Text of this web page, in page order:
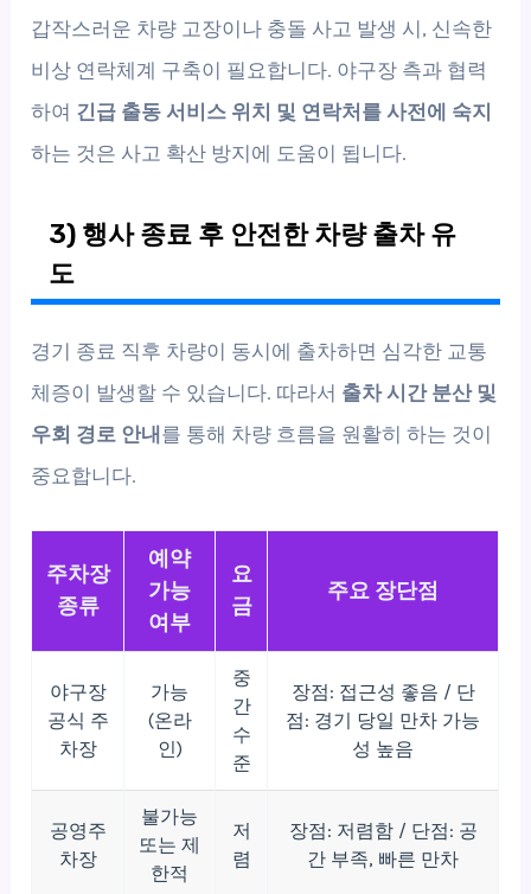
갑작스러운 차량 고장이나 충돌 사고 발생 시, 신속한
비상 연락체계 구축이 필요합니다. 야구장 측과 협력
하여 긴급 출동 서비스 위치 및 연락처를 사전에 숙지
하는 것은 사고 확산 방지에 도움이 됩니다.
3) 행사 종료 후 안전한 차량 출차 유
도
경기 종료 직후 차량이 동시에 출차하면 심각한 교통
체증이 발생할 수 있습니다. 따라서 출차 시간 분산 및
우회 경로 안내 를 통해 차량 흐름을 원활히 하는 것이
중요합니다.
주차장
종류
예약
가능
여부
요
금
주요 장단점
야구장
공식 주
차장
가능
(온라
인)
중
간
수
준
장점: 접근성 좋음 / 단
점: 경기 당일 만차 가능
성 높음
공영주
차장
불가능
또는 제
한적
저
렴
장점: 저렴함 / 단점: 공
간 부족, 빠른 만차